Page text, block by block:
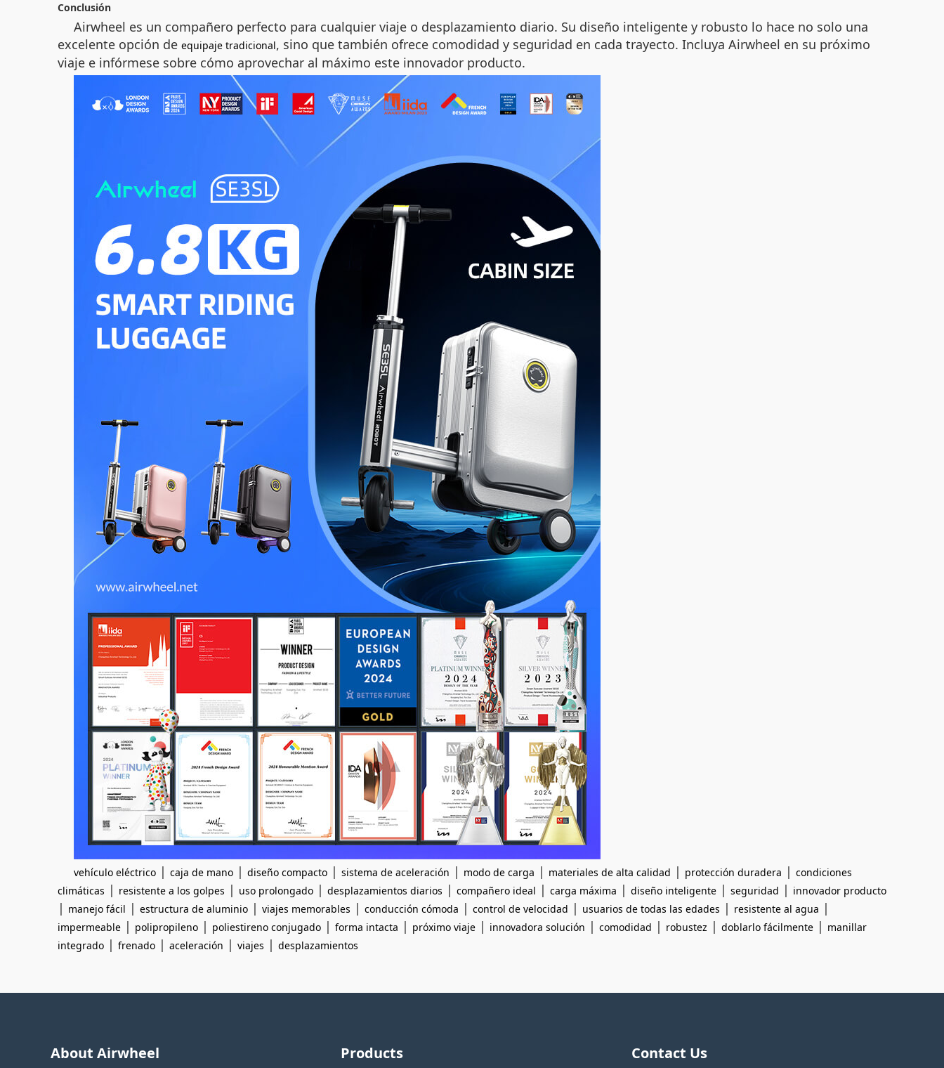
Conclusión
Airwheel es un compañero perfecto para cualquier viaje o desplazamiento diario. Su diseño inteligente y robusto lo hace no solo una
excelente opción de equipaje tradicional, sino que también ofrece comodidad y seguridad en cada trayecto. Incluya Airwheel en su próximo
viaje e infórmese sobre cómo aprovechar al máximo este innovador producto.
vehículo eléctrico | caja de mano | diseño compacto | sistema de aceleración | modo de carga | materiales de alta calidad | protección duradera | condiciones
climáticas | resistente a los golpes | uso prolongado | desplazamientos diarios | compañero ideal | carga máxima | diseño inteligente | seguridad | innovador producto
| manejo fácil | estructura de aluminio | viajes memorables | conducción cómoda | control de velocidad | usuarios de todas las edades | resistente al agua |
impermeable | polipropileno | poliestireno conjugado | forma intacta | próximo viaje | innovadora solución | comodidad | robustez | doblarlo fácilmente | manillar
integrado | frenado | aceleración | viajes | desplazamientos
About Airwheel Products Contact Us